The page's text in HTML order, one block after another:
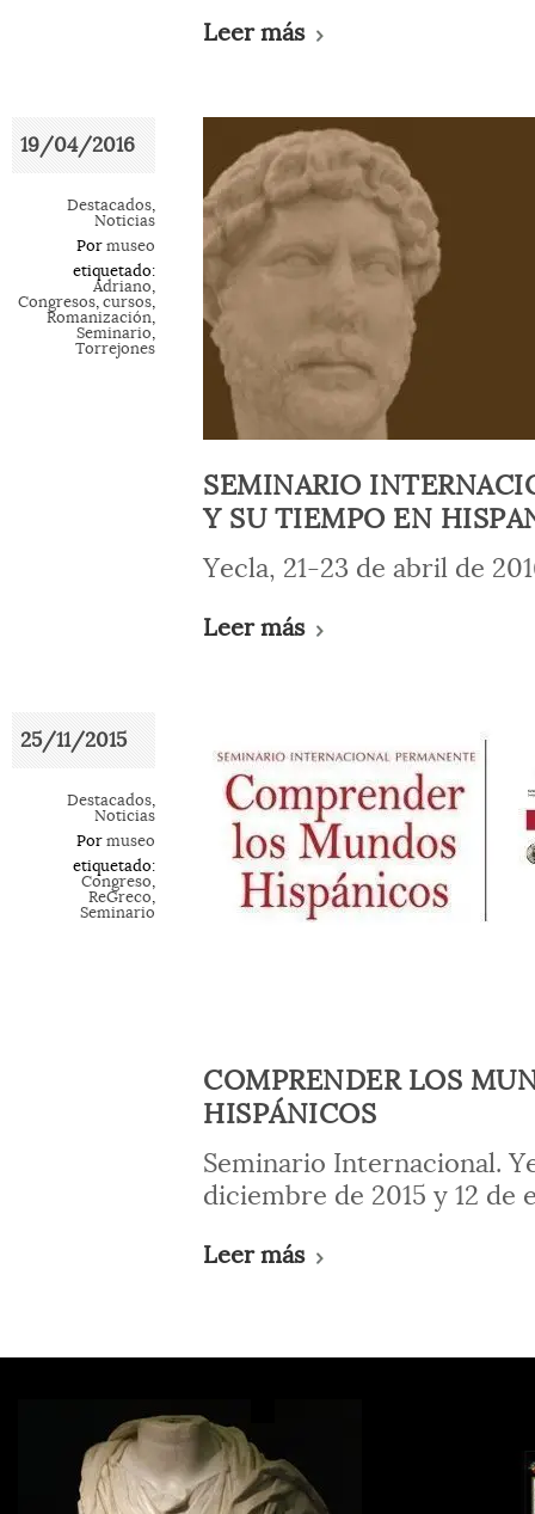
Leer más
19/04/2016
Destacados,
Noticias
Por museo
etiquetado:
Adriano,
Congresos, cursos,
Romanización,
Seminario,
Torrejones
SEMINARIO
Y SU TIEMPO EN
Yecla, 21-23 de abril de
Leer más
25/11/2015
Destacados,
Noticias
Por museo
etiquetado:
Congreso,
ReGreco,
Seminario
COMPRENDER LOS
HISPÁNICOS
Seminario Internacional.
diciembre de 2015 y 12 de
Leer más